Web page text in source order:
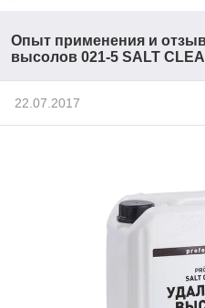
Опыт применения и
высолов 021-5 SALT
22.07.2017